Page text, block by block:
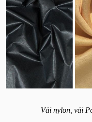
Vải nylon, vải